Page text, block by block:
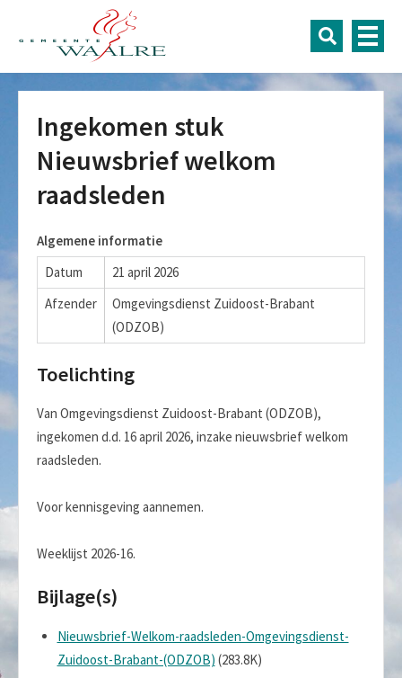
Ingekomen stuk
Nieuwsbrief welkom
raadsleden
Algemene informatie
Datum
21 april 2026
Afzender
Omgevingsdienst Zuidoost-Brabant
(ODZOB)
Toelichting
Van Omgevingsdienst Zuidoost-Brabant (ODZOB),
ingekomen d.d. 16 april 2026, inzake nieuwsbrief welkom
raadsleden.
Voor kennisgeving aannemen.
Weeklijst 2026-16.
Bijlage(s)
Nieuwsbrief-Welkom-raadsleden-Omgevingsdienst-
Zuidoost-Brabant-(ODZOB) (283.8K)